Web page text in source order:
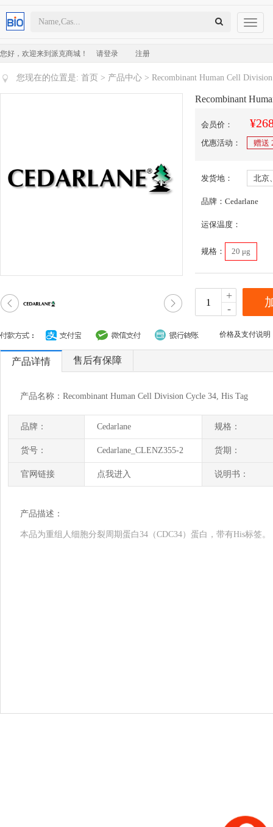
您好，欢迎来到派克商城！ 请登录 注册
Toggle
您现在的位置是: 首页 > 产品中心 > Recombinant Human Cell
Recombinant
会员价：
优惠活动： 赠送
发货地： 北京
品牌：Cedarlane
运保温度：
规格： 20 μg
+
-
价格及支付说明
产品详情 售后有保障
产品名称：Recombinant Human Cell Division Cycle 34, His Tag
品牌： Cedarlane 规格：
货号： Cedarlane_CLENZ355-2 货期：
官网链接 点我进入 说明书：
产品描述：
本品为重组人细胞分裂周期蛋白34（CDC34）蛋白，带有His标签。